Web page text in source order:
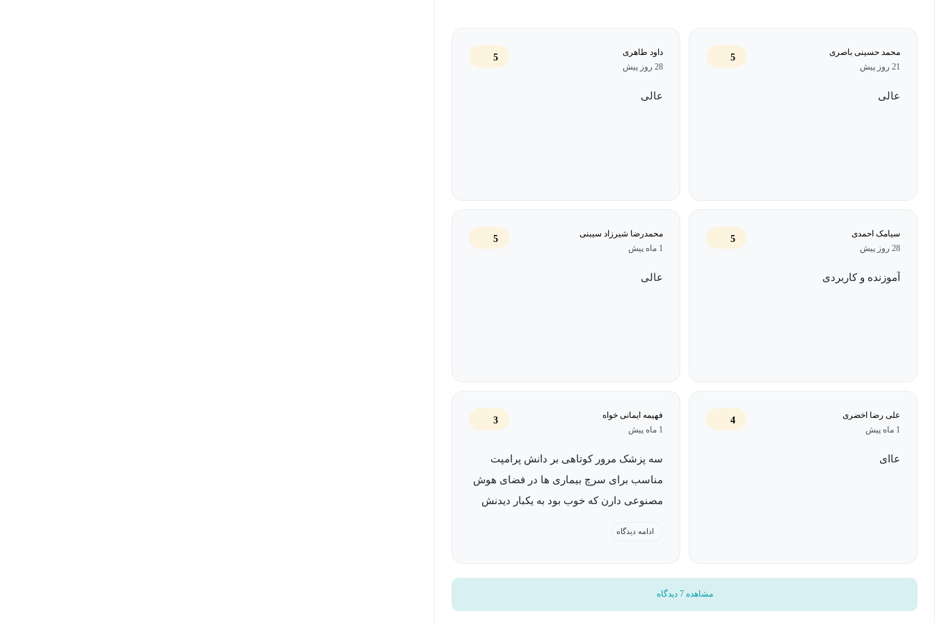
سلامت و سبک زندگی استفاده کنید.
هدف این دوره آن است که شما را به کاربری آگاه، منتقد و توانمند تبدیل کند؛ کسی که می‌تواند از ظرفیت‌های
محمد حسینی باصری
21 روز پیش
5
عالی
داود طاهری
28 روز پیش
5
عالی
سیامک احمدی
28 روز پیش
5
آموزنده و کاربردی
محمدرضا شیرزاد سیبنی
1 ماه پیش
5
عالی
علی رضا اخضری
1 ماه پیش
4
عاای
فهیمه ایمانی خواه
1 ماه پیش
3
سه پزشک مرور کوتاهی بر دانش پرامپت
مناسب برای سرچ بیماری ها در فضای هوش
مصنوعی دارن که خوب بود به یکبار دیدنش
ادامه دیدگاه
مشاهده 7 دیدگاه